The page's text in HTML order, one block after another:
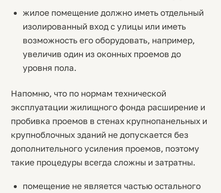
жилое помещение должно иметь отдельный
изолированный вход с улицы или иметь
возможность его оборудовать, например,
увеличив один из оконных проемов до
уровня пола.
Напомню, что по нормам технической
эксплуатации жилищного фонда расширение и
пробивка проемов в стенах крупнопанельных и
крупноблочных зданий не допускается без
дополнительного усиления проемов, поэтому
такие процедуры всегда сложны и затратны.
помещение не является частью остального